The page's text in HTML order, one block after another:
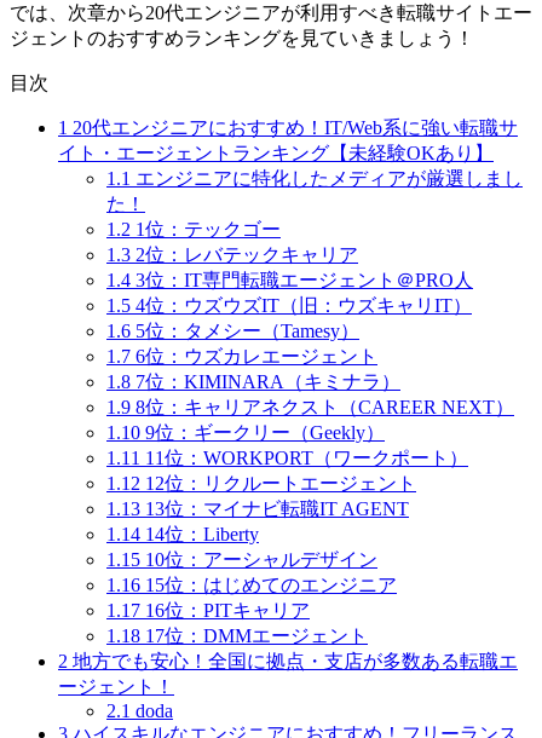
では、次章から20代エンジニアが利用すべき転職サイトエー
ジェントのおすすめランキングを見ていきましょう！
目次
1 20代エンジニアにおすすめ！IT/Web系に強い転職サ
イト・エージェントランキング【未経験OKあり】
1.1 エンジニアに特化したメディアが厳選しまし
た！
1.2 1位：テックゴー
1.3 2位：レバテックキャリア
1.4 3位：IT専門転職エージェント＠PRO人
1.5 4位：ウズウズIT（旧：ウズキャリIT）
1.6 5位：タメシー（Tamesy）
1.7 6位：ウズカレエージェント
1.8 7位：KIMINARA（キミナラ）
1.9 8位：キャリアネクスト（CAREER NEXT）
1.10 9位：ギークリー（Geekly）
1.11 11位：WORKPORT（ワークポート）
1.12 12位：リクルートエージェント
1.13 13位：マイナビ転職IT AGENT
1.14 14位：Liberty
1.15 10位：アーシャルデザイン
1.16 15位：はじめてのエンジニア
1.17 16位：PITキャリア
1.18 17位：DMMエージェント
2 地方でも安心！全国に拠点・支店が多数ある転職エ
ージェント！
2.1 doda
3 ハイスキルなエンジニアにおすすめ！フリーランス